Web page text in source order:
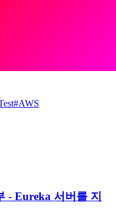
#AWS
- Eureka 서버를 지